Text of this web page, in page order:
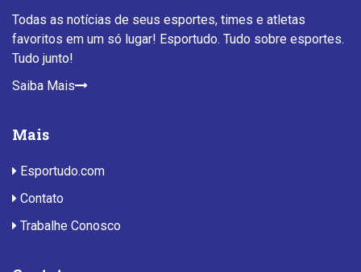
Todas as notícias de seus esportes, times e atletas
favoritos em um só lugar! Esportudo. Tudo sobre esportes.
Tudo junto!
Saiba Mais
Mais
Esportudo.com
Contato
Trabalhe Conosco